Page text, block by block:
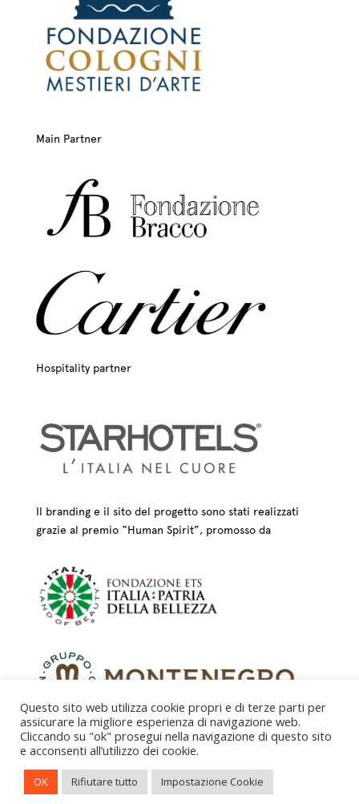
Main Partner
Hospitality partner
Il branding e il sito del progetto sono stati realizzati
grazie al premio “Human Spirit”, promosso da
CREDITS – © FONDAZIONE COLOGNI DEI MESTIERI
D’ARTE ETS 2025
Questo sito web utilizza cookie propri e di terze parti per
assicurare la migliore esperienza di navigazione web.
Cliccando su "ok" prosegui nella navigazione di questo sito
e acconsenti all’utilizzo dei cookie.
OK Rifiutare tutto Impostazione Cookie